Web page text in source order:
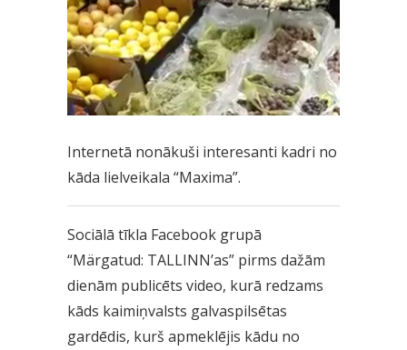
Internetā nonākuši interesanti kadri no
kāda lielveikala “Maxima”.
Sociālā tīkla Facebook grupā
“Märgatud: TALLINN’as” pirms dažām
dienām publicēts video, kurā redzams
kāds kaimiņvalsts galvaspilsētas
gardēdis, kurš apmeklējis kādu no